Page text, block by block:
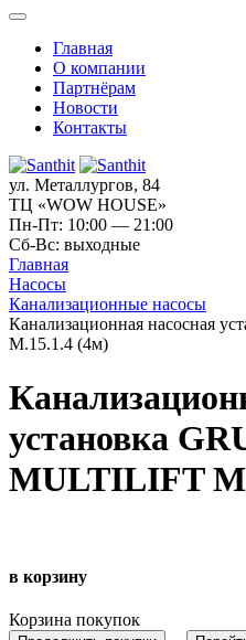
Главная
О компании
Партнёрам
Новости
Контакты
ул. Металлургов, 84
ТЦ «WOW HOUSE»
Пн-Пт: 10:00 — 21:00
Сб-Вс: выходные
Главная
Насосы
Канализационные насосы
Канализационная насосная
M.15.1.4 (4м)
установка
MULTILIFT
в корзину
Корзина покупок